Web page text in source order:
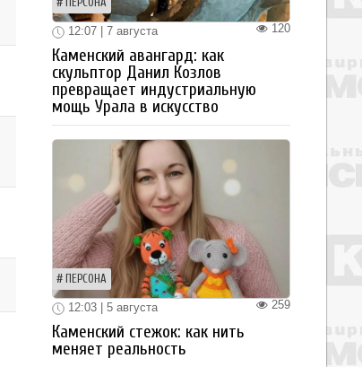
ПЕРСОНА
120
12:07 | 7 августа
Каменский авангард: как
скульптор Данил Козлов
превращает индустриальную
мощь Урала в искусство
ПЕРСОНА
259
12:03 | 5 августа
Каменский стежок: как нить
меняет реальность